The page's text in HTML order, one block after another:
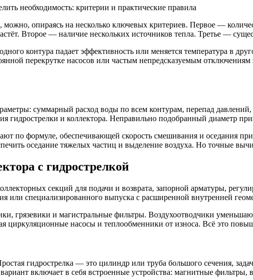
опираясь на несколько ключевых критериев. Первое —
Второе — наличие нескольких источников тепла. Третье —
контура падает эффективность или меняется температура в
перекрутке насосов или частым непредсказуемым
суммарный расход воды по всем контурам, перепад
гидрострелки и коллектора. Неправильно подобранный диаметр
по формуле, обеспечивающей скорость смешивания и оседания
оседание тяжелых частиц и выделение воздуха. Но точные
с гидрострелкой
секций для подачи и возврата, запорной арматуры,
или специализированного выпуска с расширенной внутренней
грязевики и магистральные фильтры. Воздухоотводчики
циркуляционные насосы и теплообменники от износа. Всё это
гидрострелка — это цилиндр или труба большого сечения,
включает в себя встроенные устройства: магнитные фильтры,